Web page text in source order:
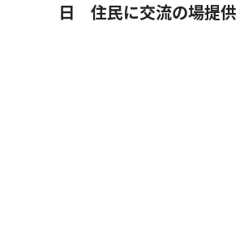
日 住民に交流の場提供